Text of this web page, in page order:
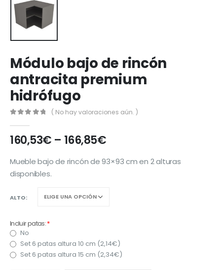
Módulo bajo de rincón
antracita premium
hidrófugo
( No hay valoraciones aún. )
160,53€ – 166,85€
Mueble bajo de rincón de 93×93 cm en 2 alturas
disponibles.
ALTO
Incluir patas:*
No
Set 6 patas altura 10 cm (2,14€)
Set 6 patas altura 15 cm (2,34€)